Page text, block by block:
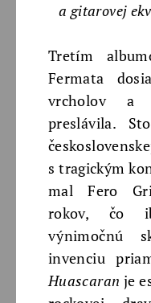
a gitarovej
Tretím
Fermata
vrcholov a
preslávila.
s tragickým
mal Fero
rokov, čo
výnimočnú
invenciu
Huascaran je